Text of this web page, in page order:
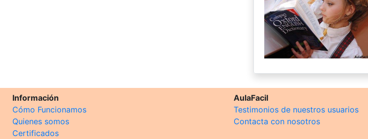
Información
Cómo Funcionamos
Quienes somos
Certificados
AulaFacil
Testimonios de nuestros usuarios
Contacta con nosotros